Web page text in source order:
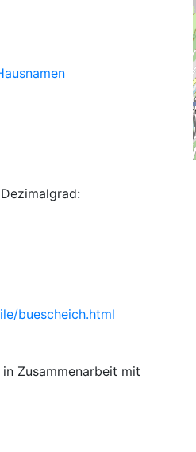
buescheich.html
Zusammenarbeit mit